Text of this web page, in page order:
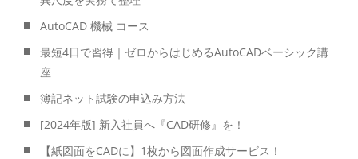
AutoCAD 機械 コース
最短4日で習得｜ゼロからはじめるAutoCADベーシック講
座
簿記ネット試験の申込み方法
[2024年版] 新入社員へ『CAD研修』を！
【紙図面をCADに】1枚から図面作成サービス！